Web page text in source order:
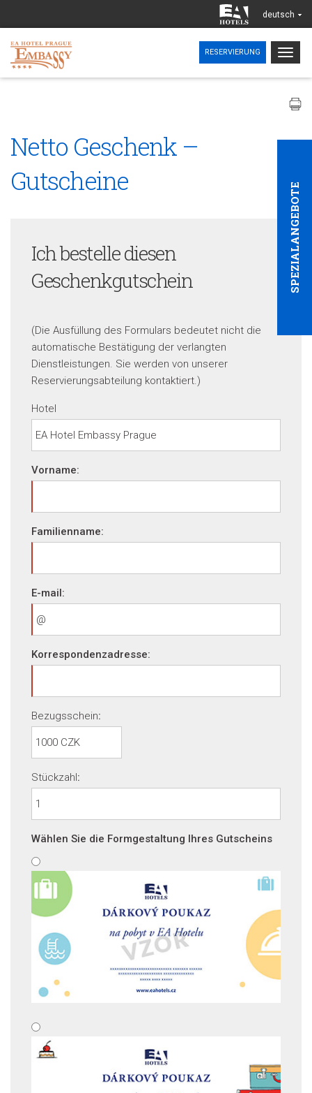
deutsch
RESERVIERUNG
SPEZIALANGEBOTE
Netto Geschenk –
Gutscheine
Ich bestelle diesen
Geschenkgutschein
(Die Ausfüllung des Formulars bedeutet nicht die
automatische Bestätigung der verlangten
Dienstleistungen. Sie werden von unserer
Reservierungsabteilung kontaktiert.)
Hotel
Vorname:
Familienname:
E-mail:
Korrespondenzadresse:
Bezugsschein:
Stückzahl:
Wählen Sie die Formgestaltung Ihres Gutscheins